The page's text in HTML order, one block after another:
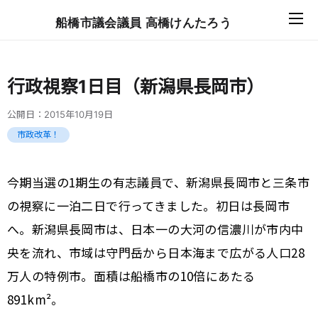
船橋市議会議員 高橋けんたろう
行政視察1日目（新潟県長岡市）
公開日： 2015年10月19日
市政改革！
今期当選の1期生の有志議員で、新潟県長岡市と三条市
の視察に一泊二日で行ってきました。初日は長岡市
へ。新潟県長岡市は、日本一の大河の信濃川が市内中
央を流れ、市域は守門岳から日本海まで広がる人口28
万人の特例市。面積は船橋市の10倍にあたる
891km²。